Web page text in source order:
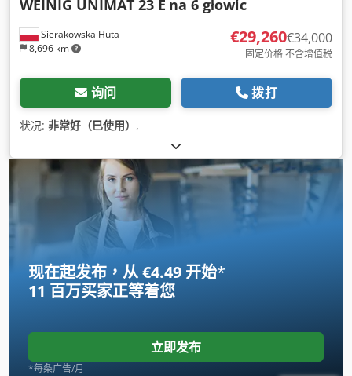
Sierakowska Huta
8,696 km
WEINIG UNIMAT 23 E na 6 głowic
€29,260€34,000
固定价格 不含增值税
询问 拨打
状况: 非常好（已使用） ,
现在起发布，从 €4.49 开始*
11 百万买家正等着您
立即发布
*每条广告/月